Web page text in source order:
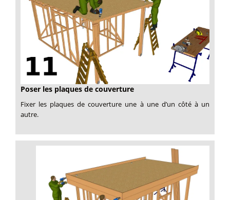
Poser les plaques de couverture
Fixer les plaques de couverture une à une d’un côté à un
autre.